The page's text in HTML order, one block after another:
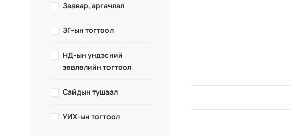
Заавар, аргачлал
ЗГ-ын тогтоол
НД-ын үндэсний
зөвлөлийн тогтоол
Сайдын тушаал
УИХ-ын тогтоол